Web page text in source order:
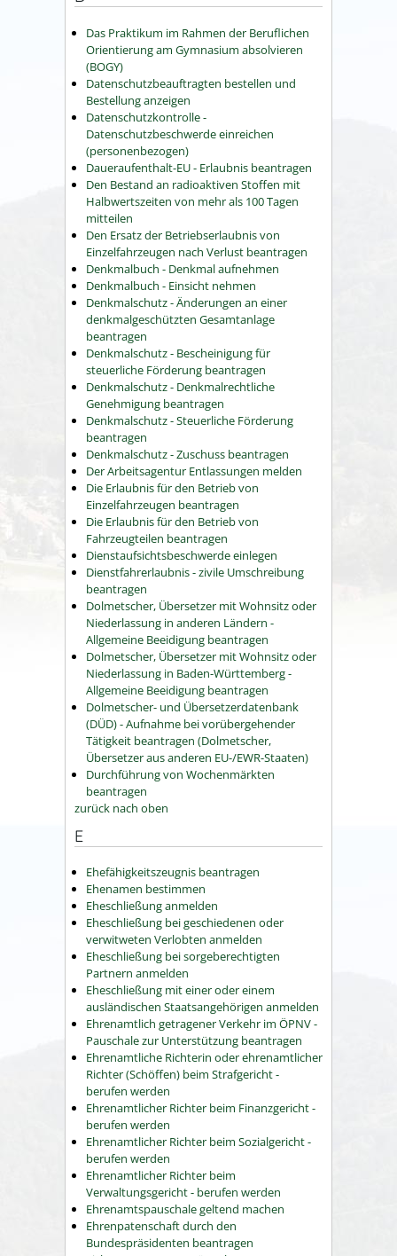
Das Praktikum im Rahmen der Beruflichen
Orientierung am Gymnasium absolvieren
(BOGY)
Datenschutzbeauftragten bestellen und
Bestellung anzeigen
Datenschutzkontrolle -
Datenschutzbeschwerde einreichen
(personenbezogen)
Daueraufenthalt-EU - Erlaubnis beantragen
Den Bestand an radioaktiven Stoffen mit
Halbwertszeiten von mehr als 100 Tagen
mitteilen
Den Ersatz der Betriebserlaubnis von
Einzelfahrzeugen nach Verlust beantragen
Denkmalbuch - Denkmal aufnehmen
Denkmalbuch - Einsicht nehmen
Denkmalschutz - Änderungen an einer
denkmalgeschützten Gesamtanlage
beantragen
Denkmalschutz - Bescheinigung für
steuerliche Förderung beantragen
Denkmalschutz - Denkmalrechtliche
Genehmigung beantragen
Denkmalschutz - Steuerliche Förderung
beantragen
Denkmalschutz - Zuschuss beantragen
Der Arbeitsagentur Entlassungen melden
Die Erlaubnis für den Betrieb von
Einzelfahrzeugen beantragen
Die Erlaubnis für den Betrieb von
Fahrzeugteilen beantragen
Dienstaufsichtsbeschwerde einlegen
Dienstfahrerlaubnis - zivile Umschreibung
beantragen
Dolmetscher, Übersetzer mit Wohnsitz oder
Niederlassung in anderen Ländern -
Allgemeine Beeidigung beantragen
Dolmetscher, Übersetzer mit Wohnsitz oder
Niederlassung in Baden-Württemberg -
Allgemeine Beeidigung beantragen
Dolmetscher- und Übersetzerdatenbank
(DÜD) - Aufnahme bei vorübergehender
Tätigkeit beantragen (Dolmetscher,
Übersetzer aus anderen EU-/EWR-Staaten)
Durchführung von Wochenmärkten
beantragen
zurück nach oben
E
Ehefähigkeitszeugnis beantragen
Ehenamen bestimmen
Eheschließung anmelden
Eheschließung bei geschiedenen oder
verwitweten Verlobten anmelden
Eheschließung bei sorgeberechtigten
Partnern anmelden
Eheschließung mit einer oder einem
ausländischen Staatsangehörigen anmelden
Ehrenamtlich getragener Verkehr im ÖPNV -
Pauschale zur Unterstützung beantragen
Ehrenamtliche Richterin oder ehrenamtlicher
Richter (Schöffen) beim Strafgericht -
berufen werden
Ehrenamtlicher Richter beim Finanzgericht -
berufen werden
Ehrenamtlicher Richter beim Sozialgericht -
berufen werden
Ehrenamtlicher Richter beim
Verwaltungsgericht - berufen werden
Ehrenamtspauschale geltend machen
Ehrenpatenschaft durch den
Bundespräsidenten beantragen